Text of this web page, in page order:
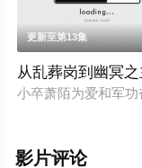
更新至第13集
从乱葬岗到幽冥之
小卒萧陌为爱和军
影片评论